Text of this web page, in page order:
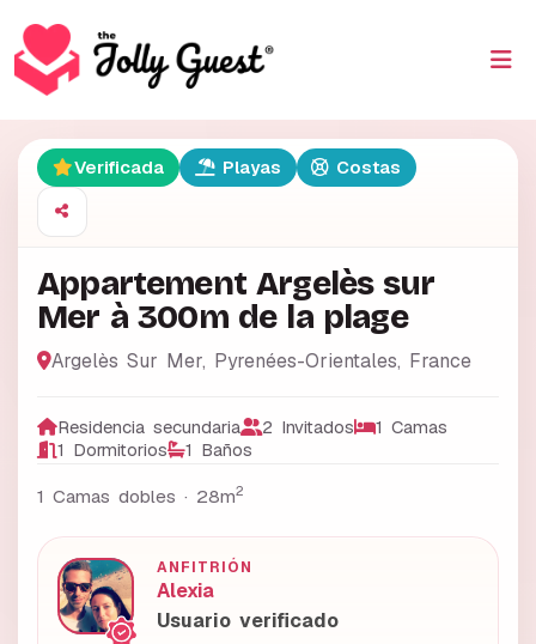
Verificada Playas Costas
Appartement Argelès sur
Mer à 300m de la plage
Argelès Sur Mer, Pyrenées-Orientales, France
Residencia secundaria 2 Invitados
1 Camas
1 Dormitorios
1 Baños
1 Camas dobles · 28m2
ANFITRIÓN
Alexia
Usuario verificado